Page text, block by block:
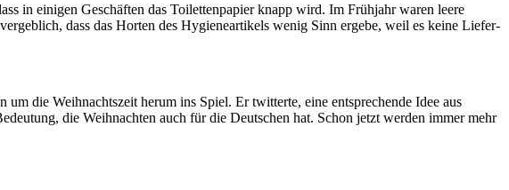
in einigen Geschäften das Toilettenpapier knapp wird. Im Frühjahr waren leere
dass das Horten des Hygieneartikels wenig Sinn ergebe, weil es keine Liefer-
die Weihnachtszeit herum ins Spiel. Er twitterte, eine entsprechende Idee aus
die Weihnachten auch für die Deutschen hat. Schon jetzt werden immer mehr